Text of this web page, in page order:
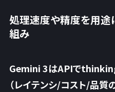
処理速度や精度を用途
組み
Gemini 3はAPIで
（レイテンシ/コスト/品質